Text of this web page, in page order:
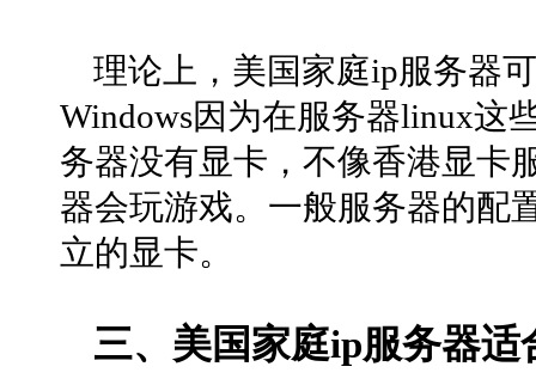
理论上，美国家庭ip服务器
Windows因为在服务器linux这
务器没有显卡，不像香港显卡
器会玩游戏。一般服务器的配
立的显卡。
三、美国家庭ip服务器适